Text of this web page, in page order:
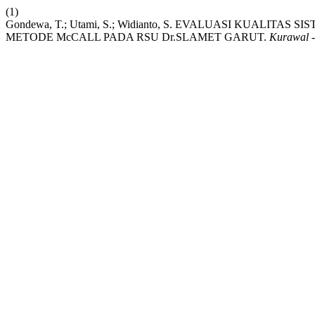
(1)
Gondewa, T.; Utami, S.; Widianto, S. EVALUASI KUALITAS
METODE McCALL PADA RSU Dr.SLAMET GARUT. Kurawal